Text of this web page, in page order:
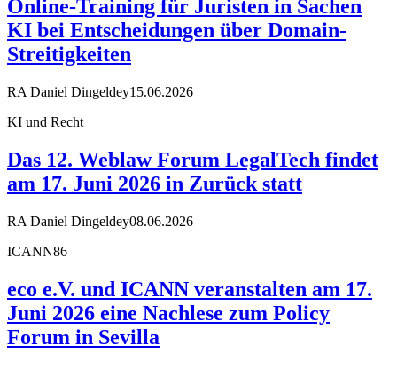
Online-Training für Juristen in Sachen
KI bei Entscheidungen über Domain-
Streitigkeiten
RA Daniel Dingeldey15.06.2026
KI und Recht
Das 12. Weblaw Forum LegalTech findet
am 17. Juni 2026 in Zurück statt
RA Daniel Dingeldey08.06.2026
ICANN86
eco e.V. und ICANN veranstalten am 17.
Juni 2026 eine Nachlese zum Policy
Forum in Sevilla